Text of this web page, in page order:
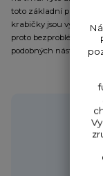
toto základní
krabičky jsou
proto bezproblémové
podobných nástrah.